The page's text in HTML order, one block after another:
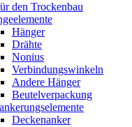
den Trockenbau
Hänger
Drähte
Nonius
Verbindungswinkeln
Andere Hänger
Beutelverpackung
Deckenanker